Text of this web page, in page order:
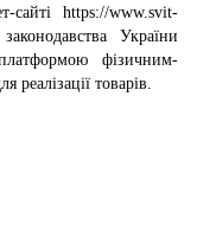
сайті https://www.svit-
України
фізичним-
товарів.